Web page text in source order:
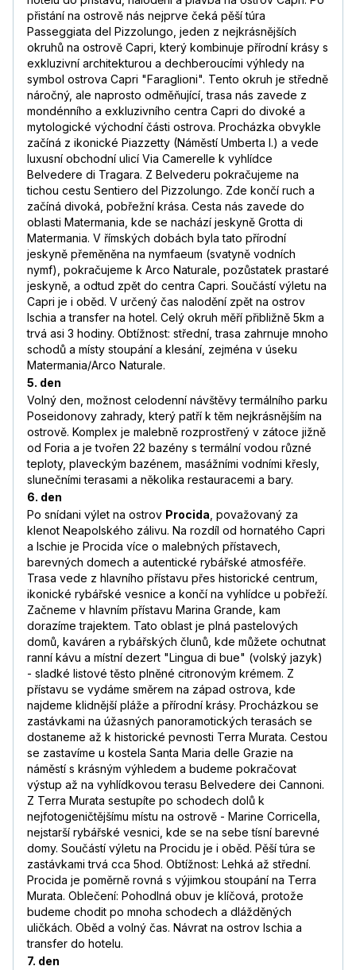
přistání na ostrově nás nejprve čeká pěší túra
Passeggiata del Pizzolungo, jeden z nejkrásnějších
okruhů na ostrově Capri, který kombinuje přírodní krásy s
exkluzivní architekturou a dechberoucími výhledy na
symbol ostrova Capri "Faraglioni". Tento okruh je středně
náročný, ale naprosto odměňující, trasa nás zavede z
mondénního a exkluzivního centra Capri do divoké a
mytologické východní části ostrova. Procházka obvykle
začíná z ikonické Piazzetty (Náměstí Umberta I.) a vede
luxusní obchodní ulicí Via Camerelle k vyhlídce
Belvedere di Tragara. Z Belvederu pokračujeme na
tichou cestu Sentiero del Pizzolungo. Zde končí ruch a
začíná divoká, pobřežní krása. Cesta nás zavede do
oblasti Matermania, kde se nachází jeskyně Grotta di
Matermania. V římských dobách byla tato přírodní
jeskyně přeměněna na nymfaeum (svatyně vodních
nymf), pokračujeme k Arco Naturale, pozůstatek prastaré
jeskyně, a odtud zpět do centra Capri. Součástí výletu na
Capri je i oběd. V určený čas nalodění zpět na ostrov
Ischia a transfer na hotel. Celý okruh měří přibližně 5km a
trvá asi 3 hodiny. Obtížnost: střední, trasa zahrnuje mnoho
schodů a místy stoupání a klesání, zejména v úseku
Matermania/Arco Naturale.
5. den
Volný den, možnost celodenní návštěvy termálního parku
Poseidonovy zahrady, který patří k těm nejkrásnějším na
ostrově. Komplex je malebně rozprostřený v zátoce jižně
od Foria a je tvořen 22 bazény s termální vodou různé
teploty, plaveckým bazénem, masážními vodními křesly,
slunečními terasami a několika restauracemi a bary.
6. den
Po snídani výlet na ostrov Procida , považovaný za
klenot Neapolského zálivu. Na rozdíl od hornatého Capri
a Ischie je Procida více o malebných přístavech,
barevných domech a autentické rybářské atmosféře.
Trasa vede z hlavního přístavu přes historické centrum,
ikonické rybářské vesnice a končí na vyhlídce u pobřeží.
Začneme v hlavním přístavu Marina Grande, kam
dorazíme trajektem. Tato oblast je plná pastelových
domů, kaváren a rybářských člunů, kde můžete ochutnat
ranní kávu a místní dezert "Lingua di bue" (volský jazyk)
- sladké listové těsto plněné citronovým krémem. Z
přístavu se vydáme směrem na západ ostrova, kde
najdeme klidnější pláže a přírodní krásy. Procházkou se
zastávkami na úžasných panoramotických terasách se
dostaneme až k historické pevnosti Terra Murata. Cestou
se zastavíme u kostela Santa Maria delle Grazie na
náměstí s krásným výhledem a budeme pokračovat
výstup až na vyhlídkovou terasu Belvedere dei Cannoni.
Z Terra Murata sestupíte po schodech dolů k
nejfotogeničtějšímu místu na ostrově - Marine Corricella,
nejstarší rybářské vesnici, kde se na sebe tísní barevné
domy. Součástí výletu na Procidu je i oběd. Pěší túra se
zastávkami trvá cca 5hod. Obtížnost: Lehká až střední.
Procida je poměrně rovná s výjimkou stoupání na Terra
Murata. Oblečení: Pohodlná obuv je klíčová, protože
budeme chodit po mnoha schodech a dlážděných
uličkách. Oběd a volný čas. Návrat na ostrov Ischia a
transfer do hotelu.
7. den